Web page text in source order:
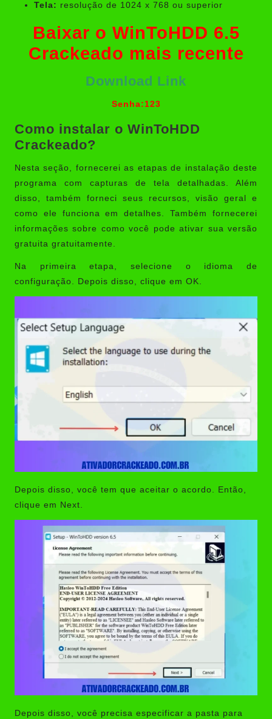
Tela: resolução de 1024 x 768 ou superior
Baixar o WinToHDD 6.5
Crackeado mais recente
Download Link
Senha:123
Como instalar o WinToHDD
Crackeado?
Nesta seção, fornecerei as etapas de instalação deste
programa com capturas de tela detalhadas. Além
disso, também forneci seus recursos, visão geral e
como ele funciona em detalhes. Também fornecerei
informações sobre como você pode ativar sua versão
gratuita gratuitamente.
Na primeira etapa, selecione o idioma de
configuração. Depois disso, clique em OK.
Depois disso, você tem que aceitar o acordo. Então,
clique em Next.
Depois disso, você precisa especificar a pasta para